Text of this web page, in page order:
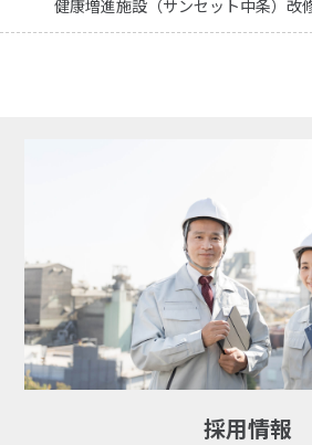
健康増進施設（サンセット中条）改
採用情報